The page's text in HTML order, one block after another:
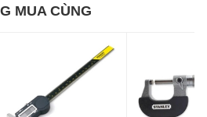
đo kích thước bên trong (ID) và bên
các ngành như: công nghiệp, cơ khí
MUA CÙNG